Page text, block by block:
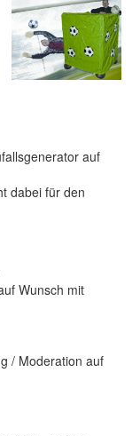
auf
dabei für den
Wunsch mit
/ Moderation auf